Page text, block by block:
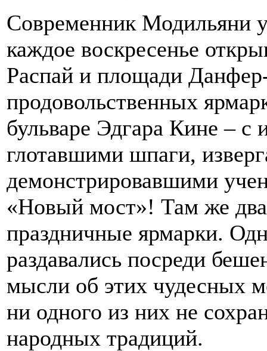
Современник Модильяни
каждое воскресенье
Распай и площади
продовольственных
бульваре Эдгара Кине – с
глотавшими шпаги,
демонстрировавшими
«Новый мост»! Там же два
праздничные ярмарки.
раздавались посреди
мысли об этих чудесных
ни одного из них не
народных традиций.